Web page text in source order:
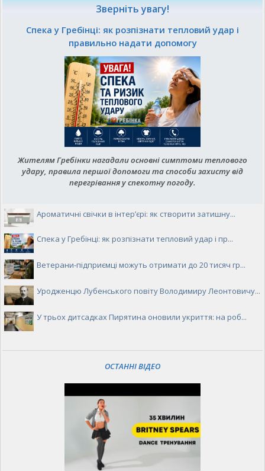
Зверніть увагу!
Спека у Гребінці: як розпізнати тепловий удар і
правильно надати допомогу
Жителям Гребінки нагадали основні симптоми теплового
удару, правила першої допомоги та способи захисту від
перегрівання у спекотну погоду.
Ароматичні свічки в інтер’єрі: як створити затишну...
Спека у Гребінці: як розпізнати тепловий удар і пр...
Ветерани-підприємці можуть отримати до 20 тисяч гр...
Уродженцю Лубенського повіту Володимиру Леонтовичу...
У трьох дитсадках Пирятина оновили укриття: на роб...
ОСТАННІ ВІДЕО